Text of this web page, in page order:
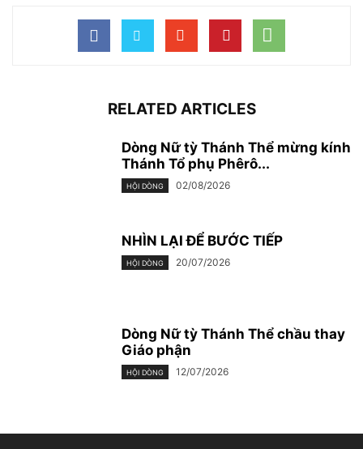
RELATED ARTICLES
Dòng Nữ tỳ Thánh Thể mừng kính
Thánh Tổ phụ Phêrô...
HỘI DÒNG 02/08/2026
NHÌN LẠI ĐỂ BƯỚC TIẾP
HỘI DÒNG 20/07/2026
Dòng Nữ tỳ Thánh Thể chầu thay
Giáo phận
HỘI DÒNG 12/07/2026